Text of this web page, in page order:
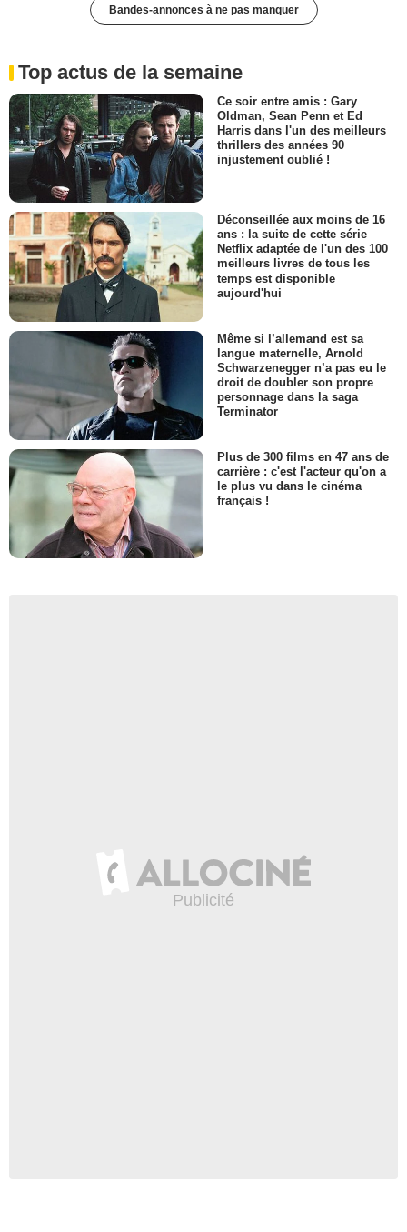
Bandes-annonces à ne pas manquer
Top actus de la semaine
Ce soir entre amis : Gary
Oldman, Sean Penn et Ed
Harris dans l'un des meilleurs
thrillers des années 90
injustement oublié !
Déconseillée aux moins de 16
ans : la suite de cette série
Netflix adaptée de l'un des 100
meilleurs livres de tous les
temps est disponible
aujourd'hui
Même si l’allemand est sa
langue maternelle, Arnold
Schwarzenegger n’a pas eu le
droit de doubler son propre
personnage dans la saga
Terminator
Plus de 300 films en 47 ans de
carrière : c'est l'acteur qu'on a
le plus vu dans le cinéma
français !